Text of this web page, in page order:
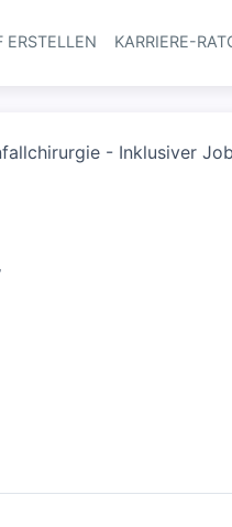
Haupt-
ERSTELLEN KARRIERE-
- Inklusiver Job